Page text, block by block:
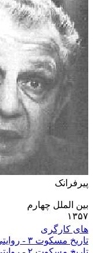
پیرفرانک
بین الملل چهارم
۱۳۵۷
هاى کارگرى
تاريخ مسکوت ٣ - روايتى از انقلاب ايران (٦۴ ـ ١٣٦٠)